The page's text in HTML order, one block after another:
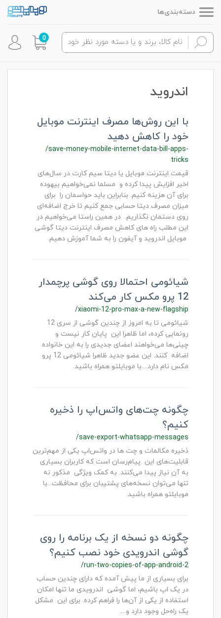
دسته‌بندی‌ها
0
اندروید
با این روش‌ها مصرف اینترنت موبایل
خود را کاهش دهید
/save-money-mobile-internet-data-bill-apps-
tricks
قیمت اینترنت موبایل یا دیتا سیم کارت در سال‌های
اخیر افزایش پیدا کرده و مسلما نمی‌خواهیم بیهوده
برای آن هزینه کنیم. بنابراین باید حواسمان را برای
میزان مصرف دیتا حسابی جمع کنیم تا خرج اضافه‌ای
روی دستمان نگذاریم. در همین راستا می‌خواهیم در
این مطلب راه های کاهش مصرف اینترنت دیتا گوشی
موبایل اندروید و آیفون را به شما آموزش دهیم.
شیائومی احتمالا روی گوشی پرچمدار
12 پرو مکس کار می‌کند
/xiaomi-12-pro-max-a-new-flagship
شیائومی تا به امروز از چندین گوشی از سری 12
رونمایی کرده، اما ظاهرا این پایان کار نیست و
چینی‌ها می‌خواهند اعضای جدیدی را به این خانواده
اضافه کنند. این عضو جدید ظاهرا شیائومی 12 پرو
مکس نام دارد....با موبایلتو همراه باشید.
چگونه چت‌های واتس‌اپ را ذخیره
کنیم؟
/save-export-whatsapp-messages
ذخیره مکالمات و چت ها در واتس‌اپ یکی از مهم‌ترین
قابلیت‌های این پیام‌رسان است که کاربران بسیاری
به آن نیاز پیدا می‌کنند. به کمک ویژگی مذکور نه
تنها می‌توان نسخه‌های پشتیبان برای محافظت...با
موبایلتو همراه باشید.
چگونه دو نسخه از یک برنامه را روی
گوشی اندرویدی خود نصب کنیم؟
/run-two-copies-of-app-android-2
برای بسیاری از ما پیش آمده که دارای چندین حساب
در یک اپ باشیم، اما گوشی اندرویدی ما تنها امکان
استفاده از یکی از آن‌ها را فراهم کرده. برای این مشکل
یک را‌ه‌حل وجود دارد و....